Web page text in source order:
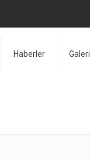
Haberler Galeri